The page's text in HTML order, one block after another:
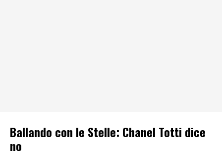
Ballando con le Stelle: Chanel Totti dice
no